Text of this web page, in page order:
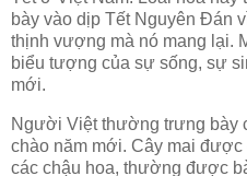
bày vào dịp Tết Nguyên Đán
thịnh vượng mà nó mang lại.
biểu tượng của sự sống, sự
mới.
Người Việt thường trưng bày
chào năm mới. Cây mai được
các chậu hoa, thường được